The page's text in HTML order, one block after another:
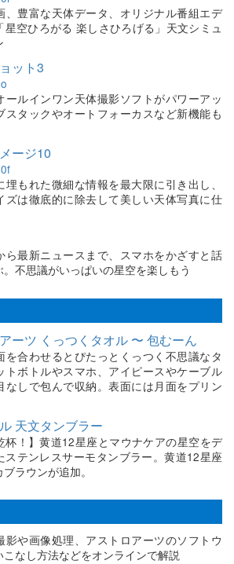
、豊富な天体データ、オリジナル番組エデ
星空ひろがる 楽しさひろげる」天文シミュ
ット3
ールインワン天体撮影ソフトがパワーアッ
スタックやオートフォーカスなど新機能も
ージ10
埋もれた微細な情報を最大限に引き出し、
ズは徹底的に除去して美しい天体写真に仕
ら最新ニュースまで、スマホをかざすと話
。不思議がいっぱいの星空を楽しもう
ーツ くっつくタオル 〜 包むーん
を合わせるとぴたっとくっつく不思議なタ
トボトルやスマホ、アイピースやケーブル
なしで包んで収納。表面には月面をプリン
天文タンブラー
杯！】黄道12星座とマウナケアの星空をデ
ステンレスサーモタンブラー。黄道12星座
ラウンが追加。
影や画像処理、アストロアーツのソフトウ
こなし方法などをオンラインで解説